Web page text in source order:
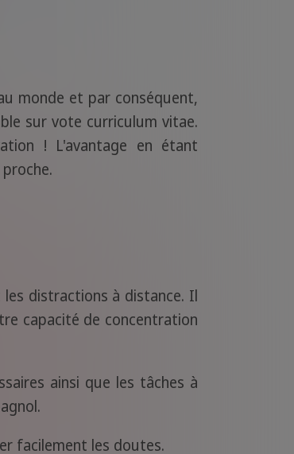
monde et par conséquent,
sur vote curriculum vitae.
! L'avantage en étant
distractions à distance. Il
capacité de concentration
ainsi que les tâches à
facilement les doutes.